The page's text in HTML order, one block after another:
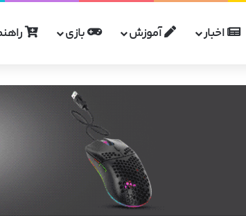
اخبار آموزش بازی